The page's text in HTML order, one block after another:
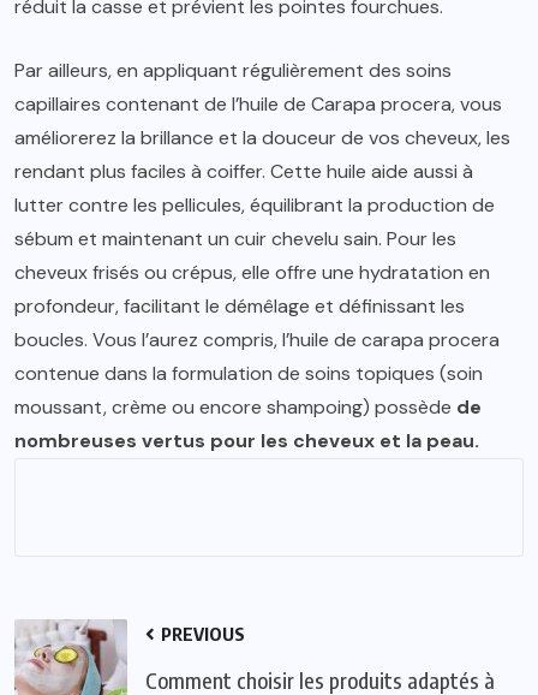
réduit la casse et prévient les pointes fourchues.
Par ailleurs, en appliquant régulièrement des soins
capillaires contenant de l’huile de Carapa procera, vous
améliorerez la brillance et la douceur de vos cheveux, les
rendant plus faciles à coiffer. Cette huile aide aussi à
lutter contre les pellicules, équilibrant la production de
sébum et maintenant un cuir chevelu sain. Pour les
cheveux frisés ou crépus, elle offre une hydratation en
profondeur, facilitant le démêlage et définissant les
boucles. Vous l’aurez compris, l’huile de carapa procera
contenue dans la formulation de soins topiques (soin
moussant, crème ou encore shampoing) possède de
nombreuses vertus pour les cheveux et la peau.
PREVIOUS
Comment choisir les produits adaptés à